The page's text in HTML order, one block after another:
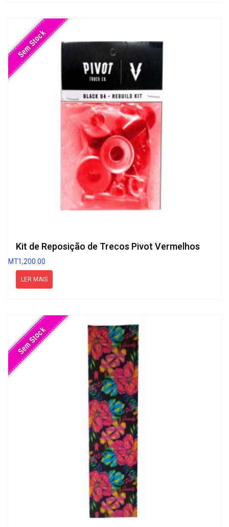
Sem Stock
Kit de Reposição de Trecos Pivot Vermelhos
MT1,200.00
LER MAIS
Sem Stock